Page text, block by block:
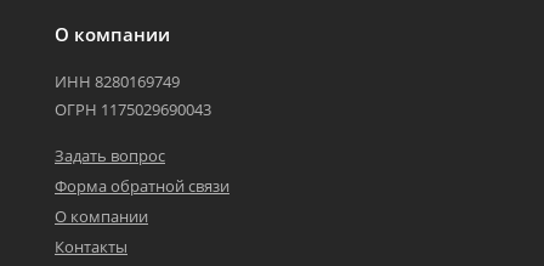
О компании
ИНН 8280169749
ОГРН 1175029690043
Задать вопрос
Форма обратной связи
О компании
Контакты